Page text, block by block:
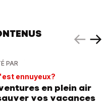
PAR
ennuyeux?
en plein air
vos vacances